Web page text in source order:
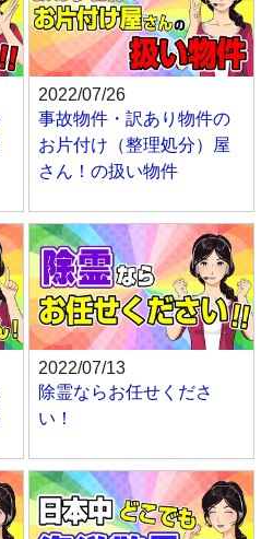
2022/07/26
事故物件・訳あり物件の
お片付け（整理処分）屋
さん！の扱い物件
2022/07/13
除霊ならお任せくださ
い！